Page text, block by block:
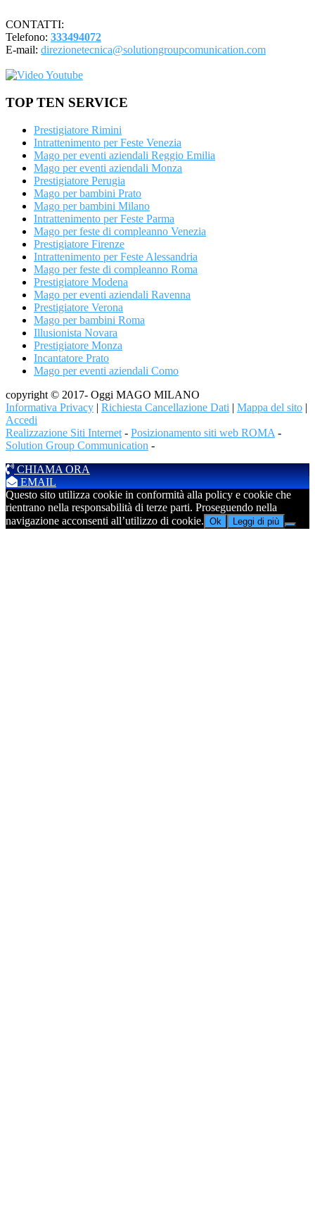
CONTATTI:
Telefono: 333494072
E-mail: direzionetecnica@solutiongroupcomunication.com
TOP TEN SERVICE
Prestigiatore Rimini
Intrattenimento per Feste Venezia
Mago per eventi aziendali Reggio Emilia
Mago per eventi aziendali Monza
Prestigiatore Perugia
Mago per bambini Prato
Mago per bambini Milano
Intrattenimento per Feste Parma
Mago per feste di compleanno Venezia
Prestigiatore Firenze
Intrattenimento per Feste Alessandria
Mago per feste di compleanno Roma
Prestigiatore Modena
Mago per eventi aziendali Ravenna
Prestigiatore Verona
Mago per bambini Roma
Illusionista Novara
Prestigiatore Monza
Incantatore Prato
Mago per eventi aziendali Como
copyright © 2017- Oggi MAGO MILANO
Informativa Privacy | Richiesta Cancellazione Dati | Mappa del sito |
Accedi
Realizzazione Siti Internet - Posizionamento siti web ROMA -
Solution Group Communication -
CHIAMA ORA
EMAIL
Questo sito utilizza cookie in conformità alla policy e cookie che
rientrano nella responsabilità di terze parti. Proseguendo nella
navigazione acconsenti all’utilizzo di cookie. Ok Leggi di più